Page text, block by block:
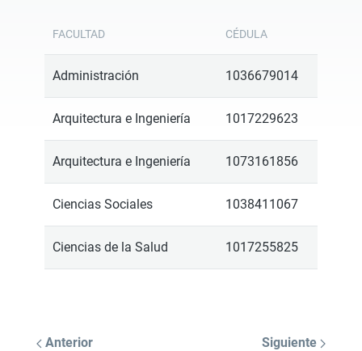
FACULTAD CÉDULA
Administración 1036679014
Arquitectura e Ingeniería 1017229623
Arquitectura e Ingeniería 1073161856
Ciencias Sociales 1038411067
Ciencias de la Salud 1017255825
Anterior Siguiente